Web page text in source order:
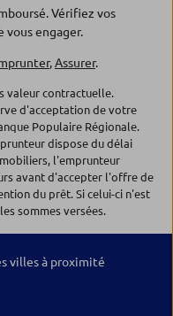
Vérifiez vos
vous engager.
,Assurer.
valeur contractuelle.
d'acceptation de votre
Populaire Régionale.
dispose du délai
l'emprunteur
avant d'accepter l'offre de
du prêt. Si celui-ci n'est
sommes versées.
villes à proximité